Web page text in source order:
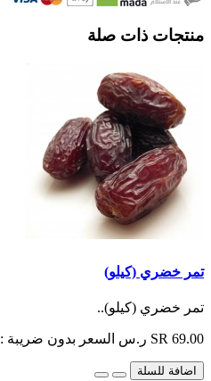
منتجات ذات صلة
تمر خضري (كيلو)
تمر خضري (كيلو)..
SR 69.00 ر.س السعر بدون ضريبة : SR 60.00 ر.س
اضافة للسلة